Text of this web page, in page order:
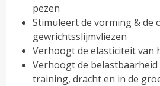
pezen
Stimuleert de vorming & de
gewrichtsslijmvliezen
Verhoogt de elasticiteit van
Verhoogt de
training, dracht en in de